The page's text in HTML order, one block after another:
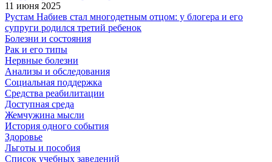
11 июня 2025
Рустам Набиев стал многодетным отцом: у блогера и его
супруги родился третий ребенок
Болезни и состояния
Рак и его типы
Нервные болезни
Анализы и обследования
Социальная поддержка
Средства реабилитации
Доступная среда
Жемчужина мысли
История одного события
Здоровье
Льготы и пособия
Список учебных заведений